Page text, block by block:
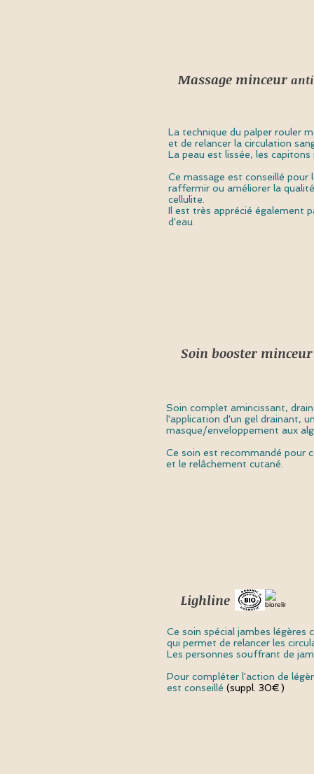
Massage minceur
La technique du palper rouler
et de relancer la circulation
La peau est lissée, les capitons
Ce massage est conseillé pour
raffermir ou améliorer la
cellulite.
Il est très apprécié également
d'eau.
Soin booster
Soin complet amincissant,
l'application d'un gel drainant,
masque/enveloppement aux
Ce soin est recommandé pour
et le relâchement cutané.
Ce soin spécial jambes légères
qui permet de relancer les
Les personnes souffrant de
Pour compléter l'action de
est conseillé (suppl. 30€)